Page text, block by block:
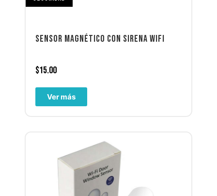
SENSOR MAGNÉTICO CON SIRENA WIFI
$15.00
Ver más